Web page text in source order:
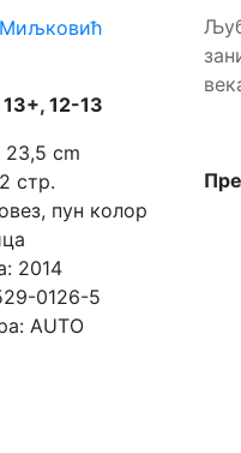
12-13
23,5 cm
стр.
пун колор
2014
0126-5
AUTO